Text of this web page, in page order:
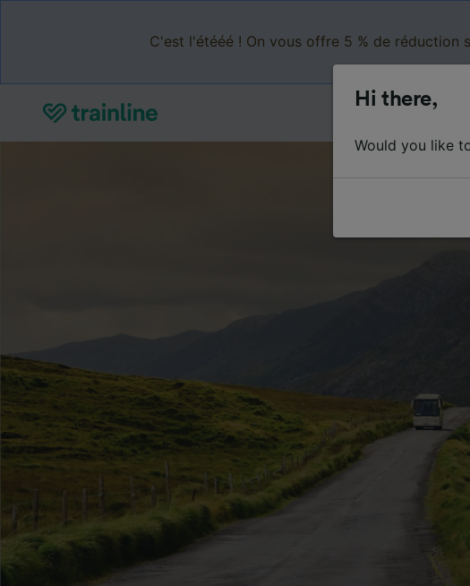
C'est l'étééé ! On vous offre 5 % de
Hi there,
Would you like